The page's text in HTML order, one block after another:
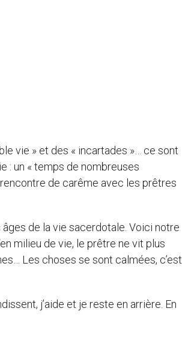
vie » et des « incartades »… ce sont
: un « temps de nombreuses
de carême avec les prêtres
de la vie sacerdotale. Voici notre
milieu de vie, le prêtre ne vit plus
Les choses se sont calmées, c’est
j’aide et je reste en arrière. En